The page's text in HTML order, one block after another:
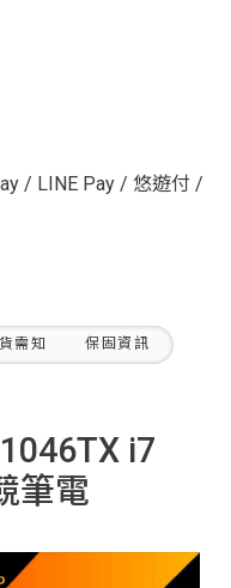
/ LINE Pay / 悠遊付 /
需知 保固資訊
i7
筆電